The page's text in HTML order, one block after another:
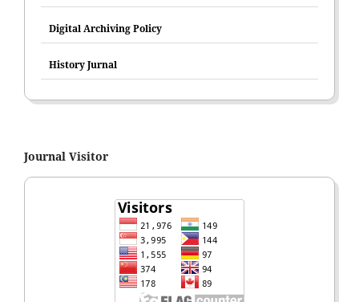
Digital Archiving Policy
History Jurnal
Journal Visitor